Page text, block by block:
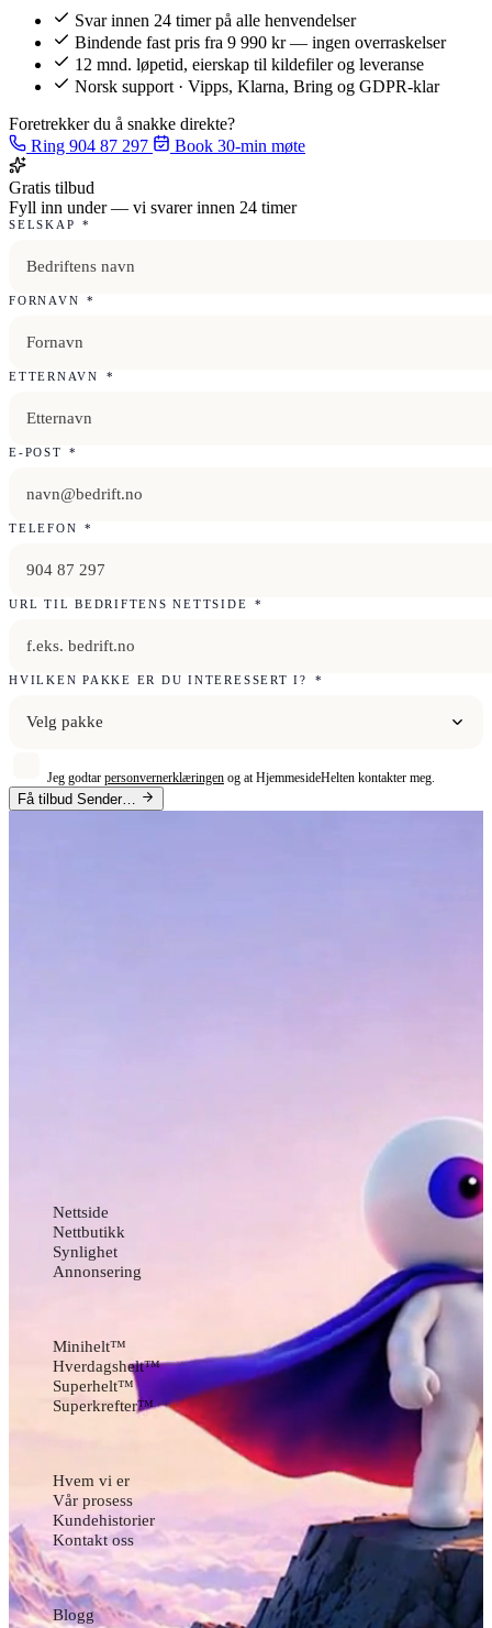
Svar innen 24 timer på alle henvendelser
Bindende fast pris fra 9 990 kr — ingen overraskelser
12 mnd. løpetid, eierskap til kildefiler og leveranse
Norsk support · Vipps, Klarna, Bring og GDPR-klar
Foretrekker du å snakke direkte?
Ring 904 87 297
Book 30-min møte
Gratis tilbud
Fyll inn under — vi svarer innen 24 timer
SELSKAP *
FORNAVN *
ETTERNAVN *
E-POST *
TELEFON *
URL TIL BEDRIFTENS NETTSIDE *
HVILKEN PAKKE ER DU INTERESSERT I? *
Velg pakke
Jeg godtar personvernerklæringen og at HjemmesideHelten kontakter meg.
Få tilbud Sender…
Nettside
Nettbutikk
Synlighet
Annonsering
Minihelt™
Hverdagshelt™
Superhelt™
Superkrefter™
Hvem vi er
Vår prosess
Kundehistorier
Kontakt oss
Ressurser
Blogg